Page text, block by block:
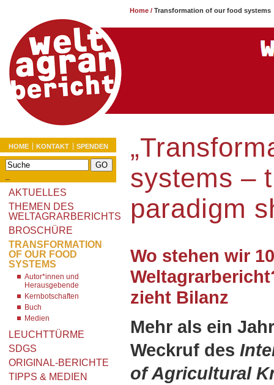
systems –
paradigm
Wo stehen wir
zieht Bilanz
Mehr als ein
Weckruf des
of Agricultural
Home / Transformation of our food systems
HOME KONTAKT SPENDEN
AKTUELLES
THEMEN DES
WELTAGRARBERICHTS
BROSCHÜRE
TRANSFORMATION
OF OUR FOOD
SYSTEMS
Autor*innen und
Herausgebende
Kernbotschaften
Buch
Medien
LEUCHTTÜRME
SDGS
ORIGINAL-BERICHTE
TIPPS & MEDIEN